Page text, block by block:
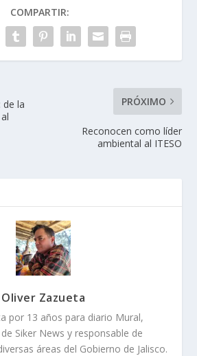
COMPARTIR:
de la
PRÓXIMO
Reconocen como líder
ambiental al ITESO
Oliver Zazueta
por 13 años para diario Mural,
Siker News y responsable de
áreas del Gobierno de Jalisco.